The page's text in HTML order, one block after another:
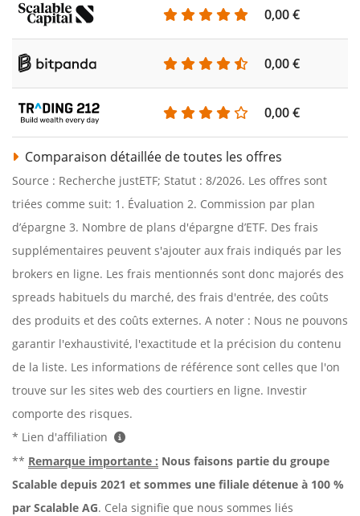
0,00 €
0,00 €
0,00 €
Comparaison détaillée de toutes les offres
Source : Recherche justETF; Statut : 8/2026. Les offres sont
triées comme suit: 1. Évaluation 2. Commission par plan
d’épargne 3. Nombre de plans d'épargne d’ETF. Des frais
supplémentaires peuvent s'ajouter aux frais indiqués par les
brokers en ligne. Les frais mentionnés sont donc majorés des
spreads habituels du marché, des frais d'entrée, des coûts
des produits et des coûts externes. A noter : Nous ne pouvons
garantir l'exhaustivité, l'exactitude et la précision du contenu
de la liste. Les informations de référence sont celles que l'on
trouve sur les sites web des courtiers en ligne. Investir
comporte des risques.
* Lien d'affiliation
** Remarque importante : Nous faisons partie du groupe
Scalable depuis 2021 et sommes une filiale détenue à 100 %
par Scalable AG. Cela signifie que nous sommes liés